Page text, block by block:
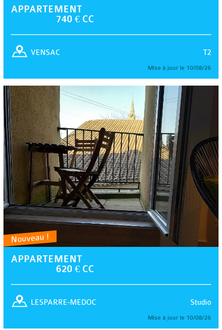
APPARTEMENT
740 € CC
T2
VENSAC
Mise à jour le 10/08/26
Nouveau !
APPARTEMENT
620 € CC
Studio
LESPARRE-MEDOC
Mise à jour le 10/08/26